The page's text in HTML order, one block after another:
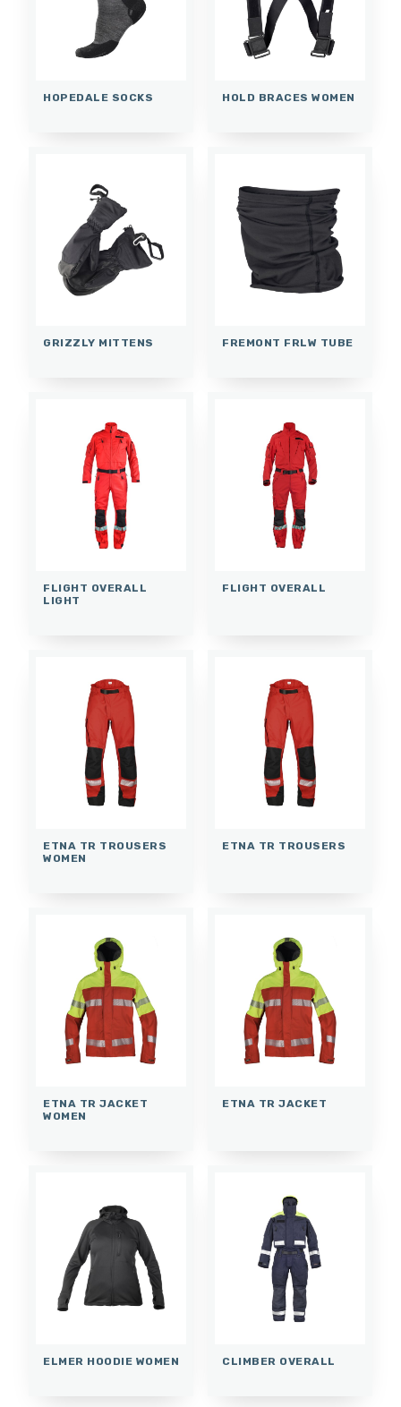
HOPEDALE SOCKS HOLD BRACES WOMEN
GRIZZLY MITTENS FREMONT FRLW TUBE
FLIGHT OVERALL
LIGHT
FLIGHT OVERALL
ETNA TR TROUSERS
WOMEN
ETNA TR TROUSERS
ETNA TR JACKET
WOMEN
ETNA TR JACKET
ELMER HOODIE WOMEN CLIMBER OVERALL